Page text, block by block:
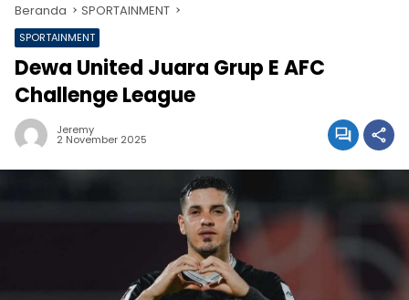
Beranda SPORTAINMENT
SPORTAINMENT
Dewa United Juara Grup E AFC
Challenge League
Jeremy
2 November 2025